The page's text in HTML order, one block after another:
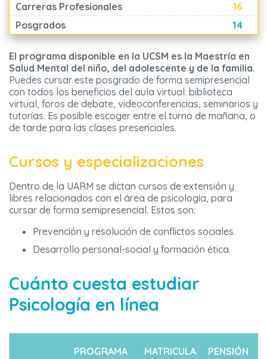
Carreras Profesionales
16
Posgrados
14
El programa disponible en la UCSM es la Maestría en
Salud Mental del niño, del adolescente y de la familia.
Puedes cursar este posgrado de forma semipresencial
con todos los beneficios del aula virtual: biblioteca
virtual, foros de debate, videoconferencias, seminarios y
tutorías. Es posible escoger entre el turno de mañana, o
de tarde para las clases presenciales.
Cursos y especializaciones
Dentro de la UARM se dictan cursos de extensión y
libres relacionados con el área de psicología, para
cursar de forma semipresencial. Estos son:
Prevención y resolución de conflictos sociales.
Desarrollo personal-social y formación ética.
Cuánto cuesta estudiar
Psicología en línea
PROGRAMA MATRICULA PENSIÓN